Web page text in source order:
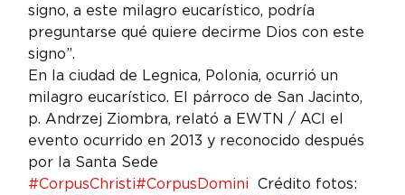
signo, a este milagro eucarístico, podría
preguntarse qué quiere decirme Dios con este
signo”.
En la ciudad de Legnica, Polonia, ocurrió un
milagro eucarístico. El párroco de San Jacinto,
p. Andrzej Ziombra, relató a EWTN / ACI el
evento ocurrido en 2013 y reconocido después
por la Santa Sede
#CorpusChristi#CorpusDomini
  Crédito fotos: